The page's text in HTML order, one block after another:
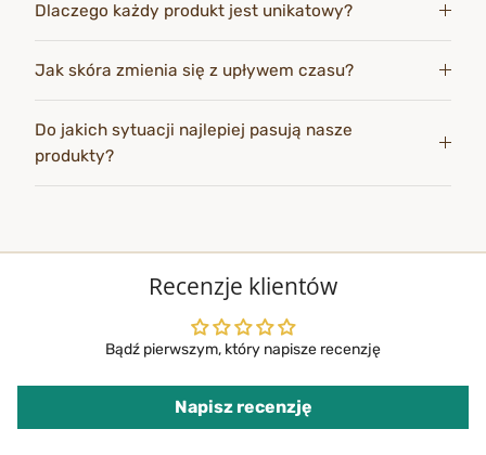
Dlaczego każdy produkt jest unikatowy?
Jak skóra zmienia się z upływem czasu?
Do jakich sytuacji najlepiej pasują nasze
produkty?
Recenzje klientów
Bądź pierwszym, który napisze recenzję
Napisz recenzję